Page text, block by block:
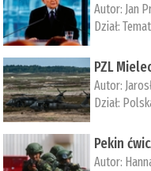
Autor: Jan
Dział:
PZL
Autor:
Dział:
Pekin
Autor: